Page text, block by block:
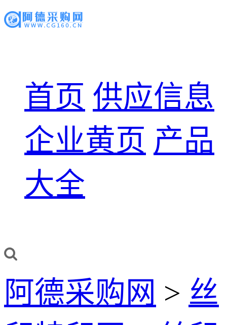
首页 供应信息
企业黄页 产品
大全
阿德采购网 > 丝